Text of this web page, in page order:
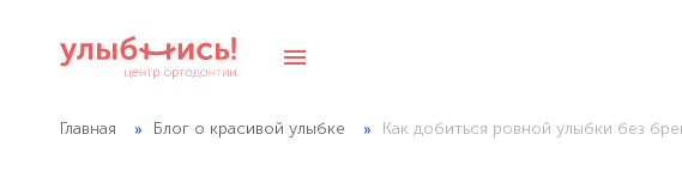
Главная Блог о красивой улыбке Как добиться ровной улыбки без